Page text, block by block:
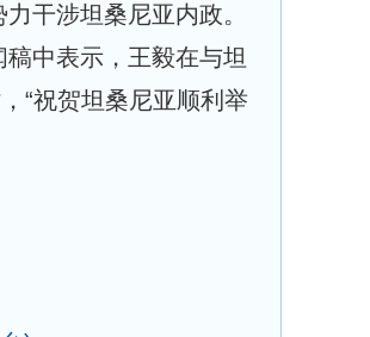
干涉坦桑尼亚内政。
中表示，王毅在与坦
“祝贺坦桑尼亚顺利举